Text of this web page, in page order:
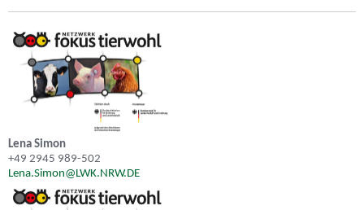
Lena Simon
+49 2945 989-502
Lena.Simon@LWK.NRW.DE